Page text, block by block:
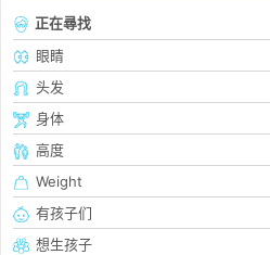
正在尋找
眼睛
头发
身体
高度
Weight
有孩子们
想生孩子